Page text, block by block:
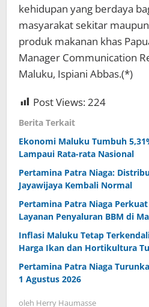
kehidupan yang berdaya
masyarakat sekitar
produk makanan khas
Manager Communication
Maluku, Ispiani Abbas.(*)
Post Views:224
Berita Terkait
Ekonomi Maluku Tumbuh
Lampaui Rata-rata Nasional
Pertamina Patra Niaga:
Jayawijaya Kembali Normal
Pertamina Patra Niaga
Layanan Penyaluran BBM di
Inflasi Maluku Tetap
Harga Ikan dan Hortikultura
Pertamina Patra Niaga
1 Agustus 2026
oleh Herry Haumasse